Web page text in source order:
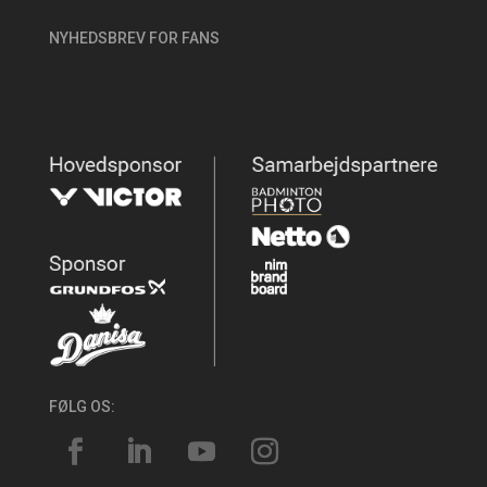
NYHEDSBREV FOR FANS
FØLG OS: